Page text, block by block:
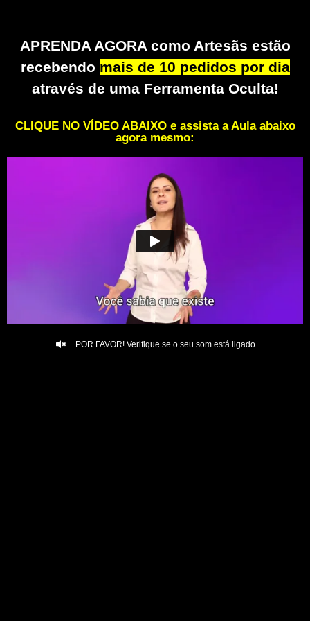
APRENDA AGORA como Artesãs estão
recebendo mais de 10 pedidos por dia
através de uma Ferramenta Oculta!
CLIQUE NO VÍDEO ABAIXO e assista a Aula abaixo
agora mesmo:
POR FAVOR! Verifique se o seu som está ligado